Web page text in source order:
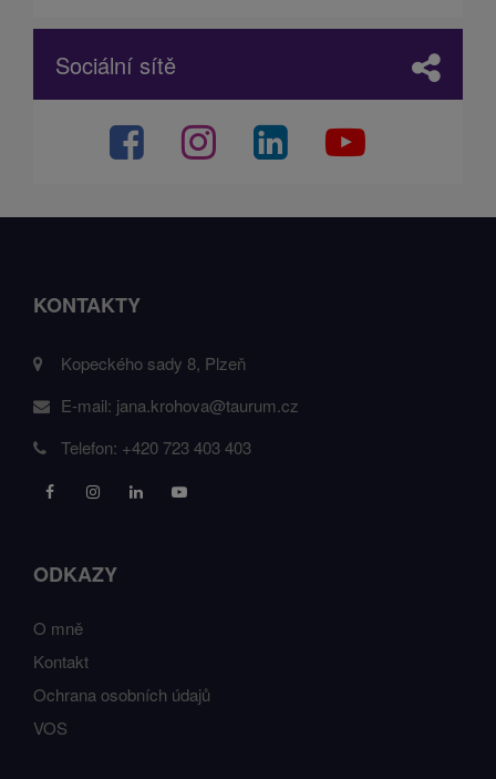
Sociální sítě
KONTAKTY
Kopeckého sady 8, Plzeň
E-mail: jana.krohova@taurum.cz
Telefon: +420 723 403 403
ODKAZY
O mně
Kontakt
Ochrana osobních údajů
VOS